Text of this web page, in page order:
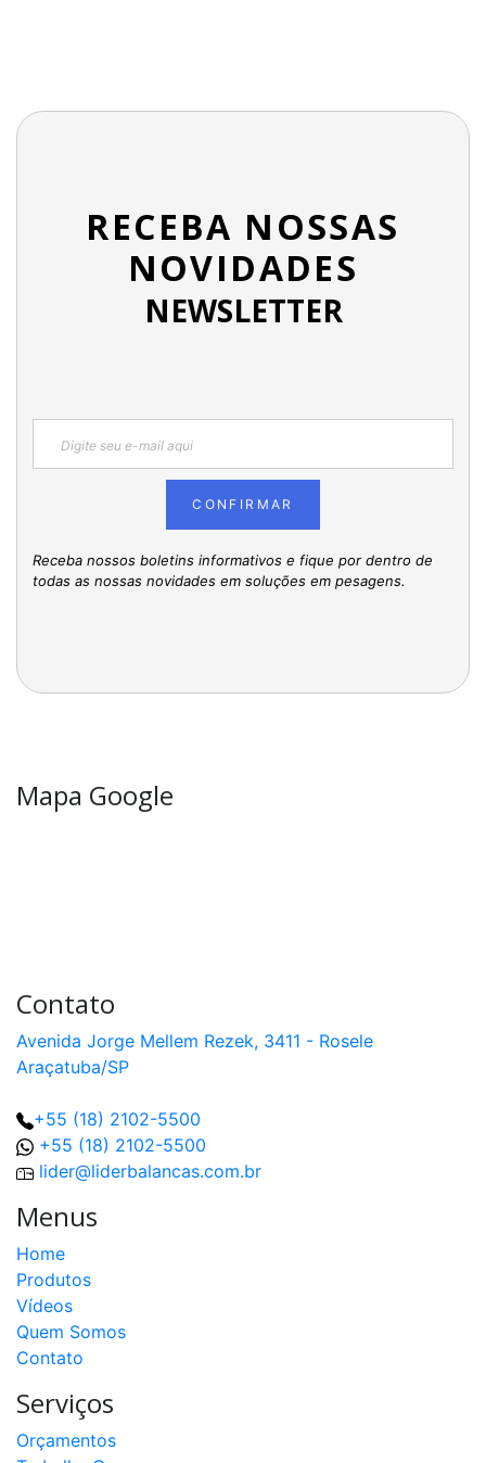
RECEBA NOSSAS
NOVIDADES
NEWSLETTER
CONFIRMAR
Receba nossos boletins informativos e fique por dentro de
todas as nossas novidades em soluções em pesagens.
Mapa Google
Contato
Avenida Jorge Mellem Rezek, 3411 - Rosele
Araçatuba/SP
+55 (18) 2102-5500
+55 (18) 2102-5500
lider@liderbalancas.com.br
Menus
Home
Produtos
Vídeos
Quem Somos
Contato
Serviços
Orçamentos